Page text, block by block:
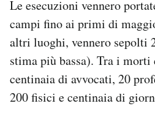
Le esecuzioni vennero
campi fino ai primi di
altri luoghi, vennero sepolti
stima più bassa). Tra i
centinaia di avvocati, 20
200 fisici e centinaia di